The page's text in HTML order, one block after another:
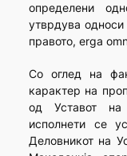
определени
утврдува односи
правото, erga
Со оглед на
карактер на
од Уставот на
исполнети се
Деловникот на